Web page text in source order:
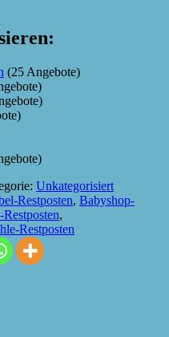
(25 Angebote)
Unkategorisiert
Restposten, Babyshop-
,
Restposten